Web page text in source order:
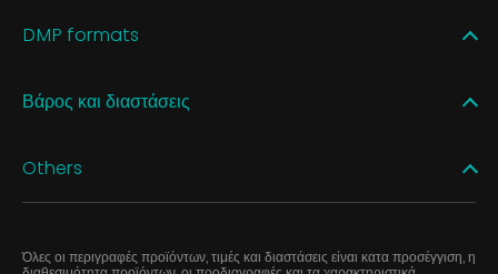
DMP formats
Βάρος και διαστάσεις
Others
Όλες οι περιγραφές προϊόντων, τιμές και διαστάσεις είναι κατα προσέγγιση, η